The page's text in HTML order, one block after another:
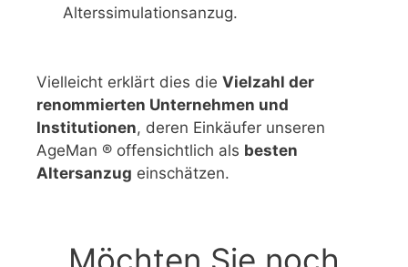
Alterssimulationsanzug.
Vielleicht erklärt dies die Vielzahl der
renommierten Unternehmen und
Institutionen, deren Einkäufer unseren
AgeMan ® offensichtlich als besten
Altersanzug einschätzen.